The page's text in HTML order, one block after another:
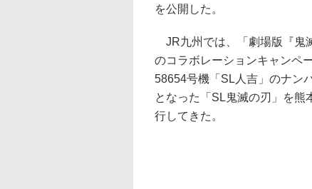
を公開した。
JR九州では、「劇場版『鬼
のコラボレーションキャンペ
58654号機「SL人吉」のナン
となった「SL鬼滅の刃」を熊
行してきた。